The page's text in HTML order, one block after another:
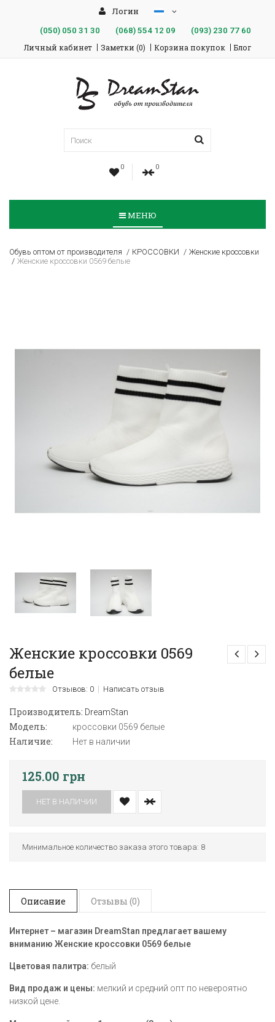
Логин
(050)050 31 30 (068)554 12 09 (093)230 77 60
Личный кабинет Заметки (0) Корзина покупок Блог
0 0
МЕНЮ
Обувь оптом от производителя КРОССОВКИ
Женские кроссовки
Женские кроссовки 0569 белые
Женские кроссовки 0569
белые
Отзывов: 0 Написать отзыв
Производитель: DreamStan
Модель: кроссовки 0569 белые
Наличие: Нет в наличии
125.00 грн
НЕТ В НАЛИЧИИ
Минимальное количество заказа этого товара: 8
Описание Отзывы (0)
Интернет – магазин DreamStan предлагает вашему
вниманию Женские кроссовки 0569 белые
Цветовая палитра: белый
Вид продаж и цены: мелкий и средний опт по невероятно
низкой цене.